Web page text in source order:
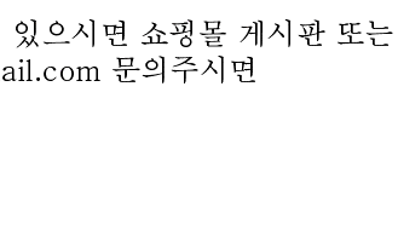
구매수량
(재고량 :100000)